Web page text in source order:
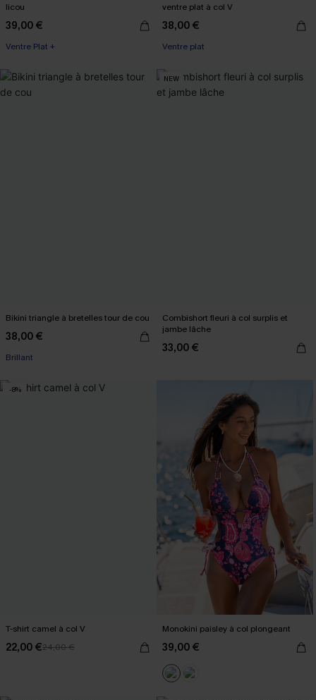
licou
39,00 €
Ventre Plat +
ventre plat à col V
38,00 €
Ventre plat
Bikini triangle à bretelles tour de cou
38,00 €
Brillant
NEW
Combishort fleuri à col surplis et
jambe lâche
33,00 €
-8%
T-shirt camel à col V
22,00 €24,00 €
Monokini paisley à col plongeant
39,00 €